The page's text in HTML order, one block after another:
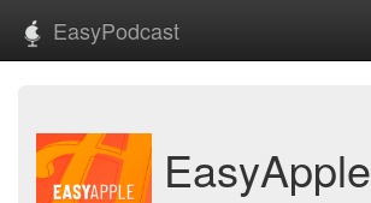
EasyPodcast
EasyApple